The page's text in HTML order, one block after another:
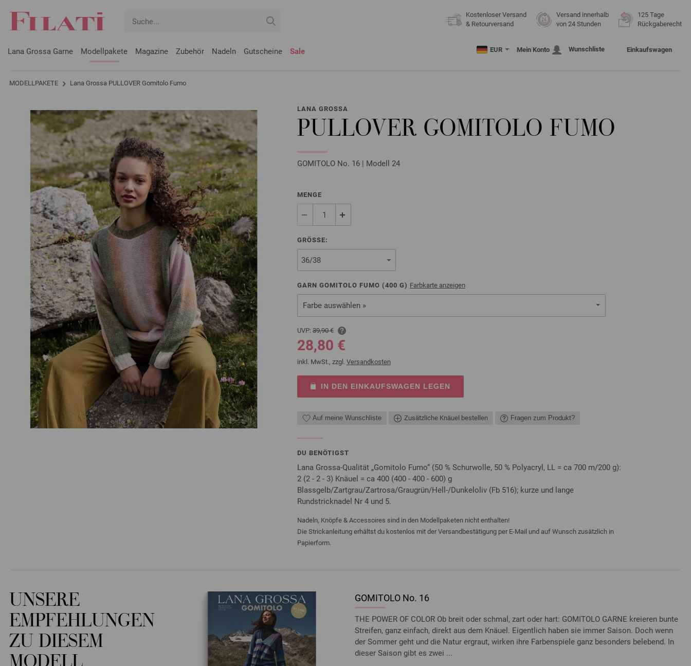
Kostenloser Versand
& Retourversand
Versand innerhalb
von 24 Stunden
125 Tage
Rückgaberecht
Lana Grossa Garne Modellpakete Magazine Zubehör Nadeln Gutscheine Sale EUR Mein Konto Wunschliste Einkaufswagen
MODELLPAKETE Lana Grossa PULLOVER Gomitolo Fumo
LANA GROSSA
PULLOVER GOMITOLO FUMO
GOMITOLO No. 16 | Modell 24
MENGE
GRÖSSE:
GARN GOMITOLO FUMO (400 G) Farbkarte anzeigen
Farbe auswählen »
UVP: 39,90 €
28,80 €
inkl. MwSt., zzgl. Versandkosten
IN DEN EINKAUFSWAGEN LEGEN
Auf meine Wunschliste Zusätzliche Knäuel bestellen Fragen zum Produkt?
DU BENÖTIGST
Lana Grossa-Qualität „Gomitolo Fumo“ (50 % Schurwolle, 50 % Polyacryl, LL = ca 700 m/200 g):
2 (2 - 2 - 3) Knäuel = ca 400 (400 - 400 - 600) g
Blassgelb/Zartgrau/Zartrosa/Graugrün/Hell-/Dunkeloliv (Fb 516); kurze und lange
Rundstricknadel Nr 4 und 5.
Nadeln, Knöpfe & Accessoires sind in den Modellpaketen nicht enthalten!
Die Strickanleitung erhältst du kostenlos mit der Versandbestätigung per E-Mail und auf Wunsch zusätzlich in
Papierform.
UNSERE
EMPFEHLUNGEN
ZU DIESEM
GOMITOLO No. 16
THE POWER OF COLOR Ob breit oder schmal, zart oder hart: GOMITOLO GARNE kreieren bunte
Streifen, ganz einfach, direkt aus dem Knäuel. Eigentlich haben sie immer Saison. Doch wenn
der Sommer geht und die Natur ergraut, wirken ihre Farbenspiele ganz besonders belebend. In
dieser Saison gibt es zwei ...